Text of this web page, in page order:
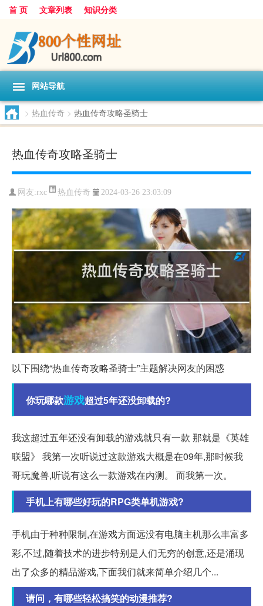
首 页 文章列表 知识分类
网站导航
> 热血传奇 > 热血传奇攻略圣骑士
热血传奇攻略圣骑士
网友:rxc 热血传奇 2024-03-26 23:03:09
以下围绕“热血传奇攻略圣骑士”主题解决网友的困惑
你玩哪款游戏超过5年还没卸载的?
我这超过五年还没有卸载的游戏就只有一款 那就是《英雄
联盟》 我第一次听说过这款游戏大概是在09年,那时候我
哥玩魔兽,听说有这么一款游戏在内测。 而我第一次。
手机上有哪些好玩的RPG类单机游戏?
手机由于种种限制,在游戏方面远没有电脑主机那么丰富多
彩,不过,随着技术的进步特别是人们无穷的创意,还是涌现
出了众多的精品游戏,下面我们就来简单介绍几个...
请问，有哪些轻松搞笑的动漫推荐?